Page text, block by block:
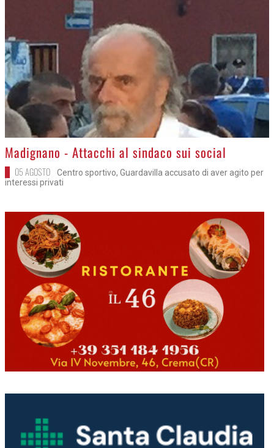
>Madignano - Attacchi al sindaco sui social
05 AGOSTO
Centro sportivo, Guardavilla accusato di aver agito per
interessi privati